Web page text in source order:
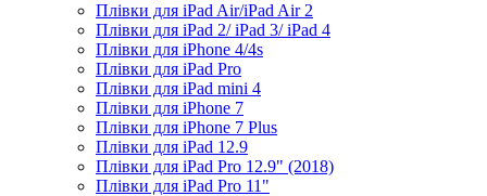
Плівки для iPad Air/iPad Air 2
Плівки для iPad 2/ iPad 3/ iPad 4
Плівки для iPhone 4/4s
Плівки для iPad Pro
Плівки для iPad mini 4
Плівки для iPhone 7
Плівки для iPhone 7 Plus
Плівки для iPad 12.9
Плівки для iPad Pro 12.9" (2018)
Плівки для iPad Pro 11"